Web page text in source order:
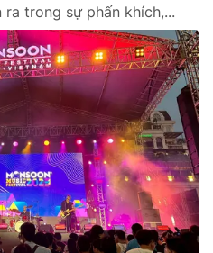
trong sự phấn khích,...